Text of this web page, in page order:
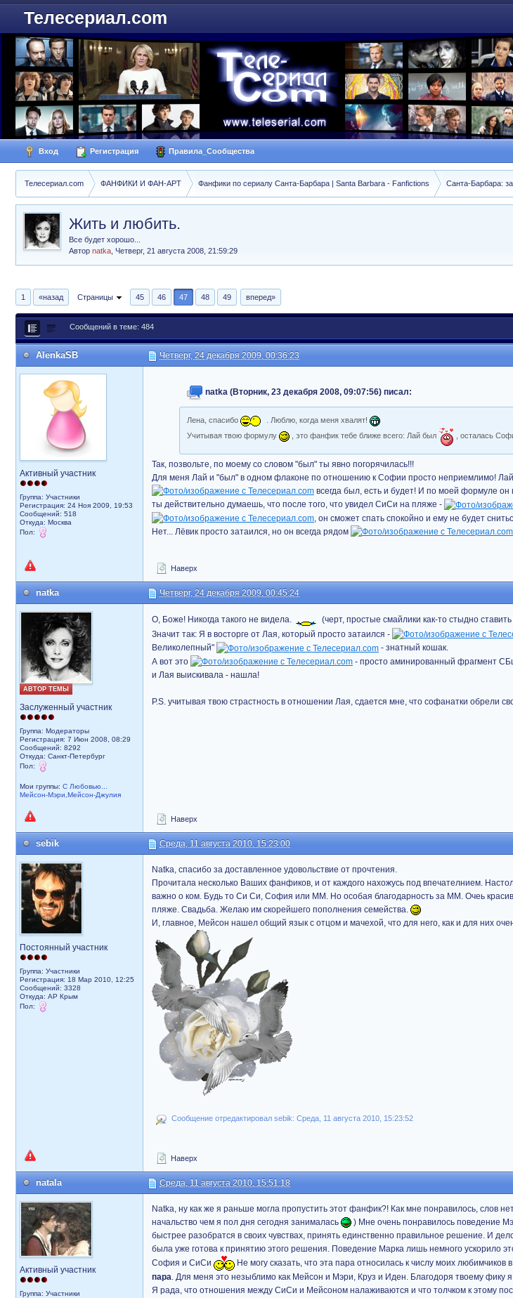
Телесериал.com
Вход Регистрация Правила_Сообщества
Телесериал.com ФАНФИКИ И ФАН-АРТ Фанфики по сериалу Санта-Барбара | Santa Barbara - Fanfictions Санта-Барбара:
Жить и любить.
Все будет хорошо...
Автор natka Четверг, 21 августа 2008, 21:59:29
1 «назад Страницы 45 46 47 48 49 вперед»
Сообщений в теме: 484
AlenkaSB Четверг, 24 декабря 2009, 00:36:23
Активный участник
Группа: Участники
Регистрация: 24 Ноя 2009, 19:53
Сообщений: 518
Откуда: Москва
Пол:
natka (Вторник, 23 декабря 2008, 09:07:56) писал:
Лена, спасибо
. Люблю, когда меня хвалят!
Учитывая твою формулу
, это фанфик тебе ближе всего: Лай был , осталась
Так, позвольте, по моему со словом "был" ты явно погорячилась!!!
Для меня Лай и "был" в одном флаконе по отношению к Софии просто неприемлимо!
всегда был, есть и будет! И по моей формуле он
ты действительно думаешь, что после того, что увидел СиСи на пляже -
, он сможет спать спокойно и ему не будет
Нет... Лёвик просто затаился, но он всегда рядом
Наверх
natka Четверг, 24 декабря 2009, 00:45:24
АВТОР ТЕМЫ
Заслуженный участник
Группа: Модераторы
Регистрация: 7 Июн 2008, 08:29
Сообщений: 8292
Откуда: Санкт-Петербург
Пол:
Мои группы: С Любовью...
Мейсон-Мэри,Мейсон-Джулия
О, Боже! Никогда такого не видела.
(черт, простые смайлики как-то стыдно
Значит так: Я в восторге от Лая, который просто затаился -
Великолепный"
- знатный кошак.
А вот это
- просто аминированный фрагмент
и Лая выискивала - нашла!
P.S. учитывая твою страстность в отношении Лая, сдается мне, что софанатки обрели
Наверх
sebik Среда, 11 августа 2010, 15:23:00
Постоянный участник
Группа: Участники
Регистрация: 18 Мар 2010, 12:25
Сообщений: 3328
Откуда: АР Крым
Пол:
Natka, спасибо за доставленное удовольствие от прочтения.
Прочитала несколько Ваших фанфиков, и от каждого нахожусь под впечателнием.
важно о ком. Будь то Си Си, София или ММ. Но особая благодарность за ММ. Очеь
пляже. Свадьба. Желаю им скорейшего пополнения семейства.
И, главное, Мейсон нашел общий язык с отцом и мачехой, что для него, как и для них
Сообщение отредактировал sebik: Среда, 11 августа 2010, 15:23:52
Наверх
natala Среда, 11 августа 2010, 15:51:18
Активный участник
Группа: Участники
Natka, ну как же я раньше могла пропустить этот фанфик?! Как мне понравилось, слов
начальство чем я пол дня сегодня занималась
) Мне очень понравилось поведение
быстрее разобратся в своих чувствах, принять единственно правильное решение. И
была уже готова к принятию этого решения. Поведение Марка лишь немного ускорило
София и СиСи
Не могу сказать, что эта пара относилась к числу моих
пара. Для меня это незыблимо как Мейсон и Мэри, Круз и Иден. Благодоря твоему фику
Я рада, что отношения между СиСи и Мейсоном налаживаются и что толчком к этому